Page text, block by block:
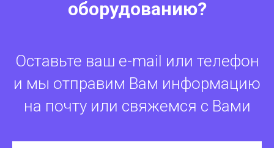
оборудованию?
Оставьте ваш e-mail или телефон
и мы отправим Вам информацию
на почту или свяжемся с Вами